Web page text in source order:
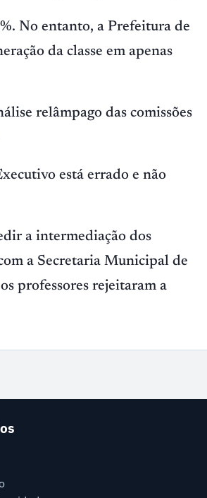
No entanto, a Prefeitura de
da classe em apenas
relâmpago das comissões
está errado e não
a intermediação dos
a Secretaria Municipal de
professores rejeitaram a